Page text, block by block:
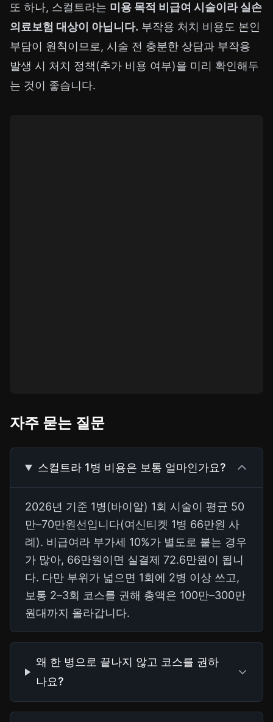
또 하나, 스컬트라는 미용 목적 비급여 시술이라 실손
의료보험 대상이 아닙니다. 부작용 처치 비용도 본인
부담이 원칙이므로, 시술 전 충분한 상담과 부작용
발생 시 처치 정책(추가 비용 여부)을 미리 확인해두
는 것이 좋습니다.
자주 묻는 질문
스컬트라 1병 비용은 보통 얼마인가요?
2026년 기준 1병(바이알) 1회 시술이 평균 50
만–70만원선입니다(여신티켓 1병 66만원 사
례). 비급여라 부가세 10%가 별도로 붙는 경우
가 많아, 66만원이면 실결제 72.6만원이 됩니
다. 다만 부위가 넓으면 1회에 2병 이상 쓰고,
보통 2–3회 코스를 권해 총액은 100만–300만
원대까지 올라갑니다.
왜 한 병으로 끝나지 않고 코스를 권하
나요?